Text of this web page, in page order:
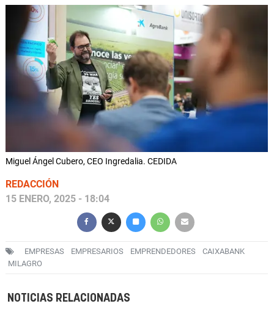
Miguel Ángel Cubero, CEO Ingredalia. CEDIDA
REDACCIÓN
15 ENERO, 2025 - 18:04
EMPRESAS EMPRESARIOS EMPRENDEDORES
CAIXABANK
MILAGRO
NOTICIAS RELACIONADAS